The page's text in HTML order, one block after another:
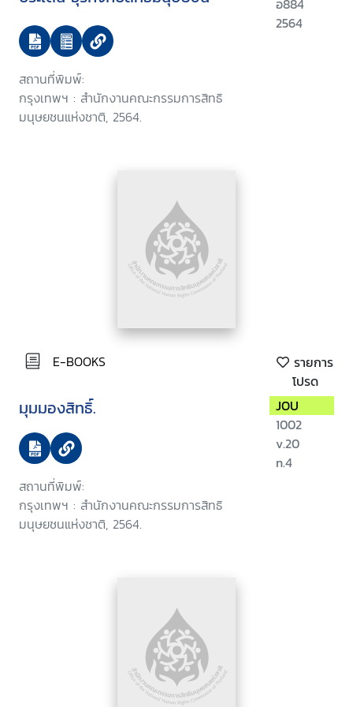
สถานที่พิมพ์:
กรุงเทพฯ : สำนักงานคณะกรรมการสิทธิ
มนุษยชนแห่งชาติ, 2564.
อ884
2564
E-BOOKS
รายการ
โปรด
มุมมองสิทธิ์.
สถานที่พิมพ์:
กรุงเทพฯ : สำนักงานคณะกรรมการสิทธิ
มนุษยชนแห่งชาติ, 2564.
JOU
1002
v.20
n.4